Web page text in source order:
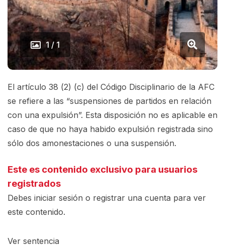
1 / 1
El artículo 38 (2) (c) del Código Disciplinario de la AFC
se refiere a las “suspensiones de partidos en relación
con una expulsión”. Esta disposición no es aplicable en
caso de que no haya habido expulsión registrada sino
sólo dos amonestaciones o una suspensión.
Este es contenido exclusivo para usuarios
registrados
Debes iniciar sesión o registrar una cuenta para ver
este contenido.
Ver sentencia